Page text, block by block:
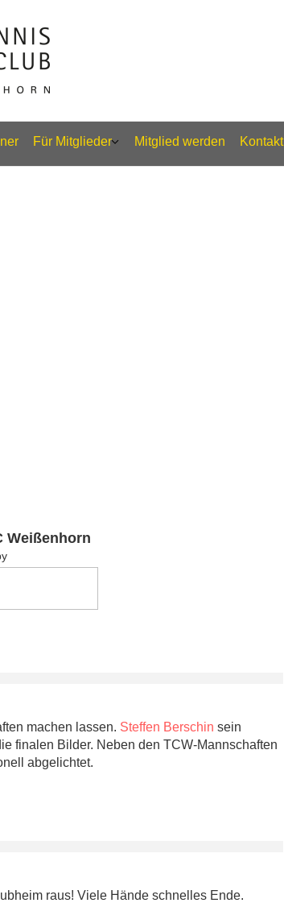
Für Mitglieder Mitglied werden Kontakt
Weißenhorn
machen lassen. Steffen Berschin sein
finalen Bilder. Neben den TCW-Mannschaften
abgelichtet.
raus! Viele Hände schnelles Ende.